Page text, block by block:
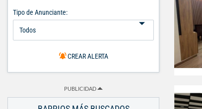
Tipo de Anunciante:
CREAR ALERTA
PUBLICIDAD